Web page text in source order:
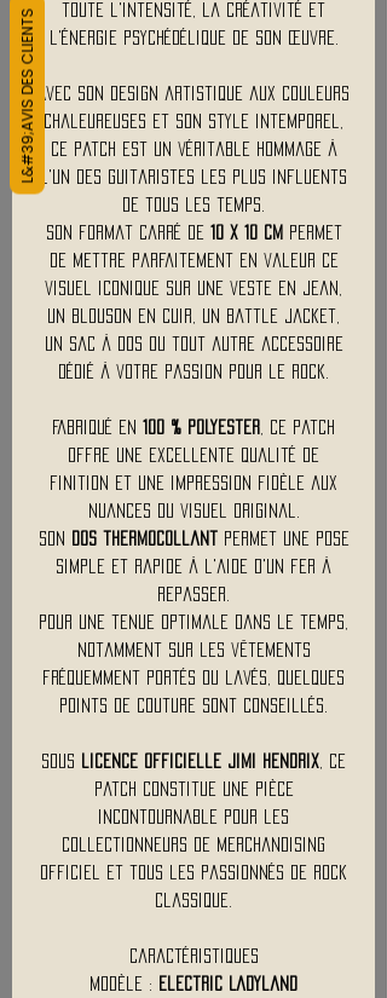
toute l'intensité, la créativité et
l'énergie psychédélique de son œuvre.
Avec son design artistique aux couleurs
chaleureuses et son style intemporel,
ce patch est un véritable hommage à
l'un des guitaristes les plus influents
de tous les temps.
Son format carré de 10 x 10 cm permet
de mettre parfaitement en valeur ce
visuel iconique sur une veste en jean,
un blouson en cuir, un battle jacket,
un sac à dos ou tout autre accessoire
dédié à votre passion pour le rock.
Fabriqué en 100 % polyester , ce patch
offre une excellente qualité de
finition et une impression fidèle aux
nuances du visuel original.
Son
dos thermocollant
permet une pose
simple et rapide à l'aide d'un fer à
repasser.
Pour une tenue optimale dans le temps,
notamment sur les vêtements
fréquemment portés ou lavés, quelques
points de couture sont conseillés.
Sous licence officielle Jimi Hendrix , ce
patch constitue une pièce
incontournable pour les
collectionneurs de merchandising
officiel et tous les passionnés de rock
classique.
Caractéristiques
Modèle :
Electric Ladyland
L&#39;AVIS DES CLIENTS